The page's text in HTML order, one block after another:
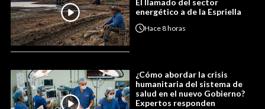
El llamado del sector
energético a de la Espriella
Hace8 horas
¿Cómo abordar la crisis
humanitaria del sistema de
salud en el nuevo Gobierno?
Expertos responden